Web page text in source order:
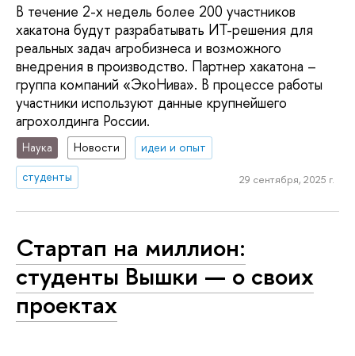
В течение 2-х недель более 200 участников
хакатона будут разрабатывать ИТ-решения для
реальных задач агробизнеса и возможного
внедрения в производство. Партнер хакатона –
группа компаний «ЭкоНива». В процессе работы
участники используют данные крупнейшего
агрохолдинга России.
Наука Новости
идеи и опыт
студенты
29 сентября, 2025 г.
Стартап на миллион:
студенты Вышки — о своих
проектах